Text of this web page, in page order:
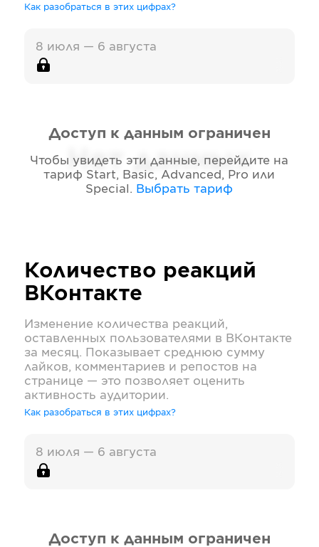
Как разобраться в этих цифрах?
8 июля — 6 августа
Нет данных
Доступ к данным ограничен
Чтобы увидеть эти данные, перейдите на
тариф Start, Basic, Advanced, Pro или
Special . Выбрать тариф
Количество реакций
ВКонтакте
Изменение количества реакций,
оставленных пользователями в ВКонтакте
за месяц. Показывает среднюю сумму
лайков, комментариев и репостов на
странице — это позволяет оценить
активность аудитории.
Как разобраться в этих цифрах?
8 июля — 6 августа
Доступ к данным ограничен